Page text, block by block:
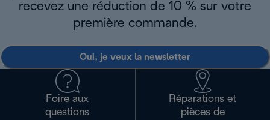
recevez une réduction de 10 % sur votre
première commande.
Oui, je veux la newsletter
Foire aux
questions
Réparations et
pièces de